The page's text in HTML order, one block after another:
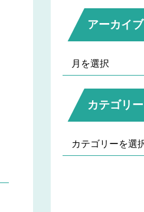
アーカイブ
カテゴリー